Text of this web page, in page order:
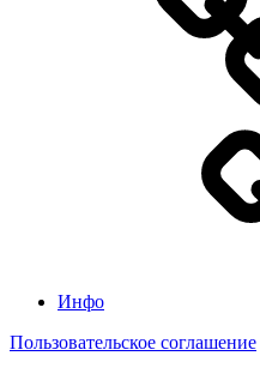
Инфо
Пользовательское соглашение